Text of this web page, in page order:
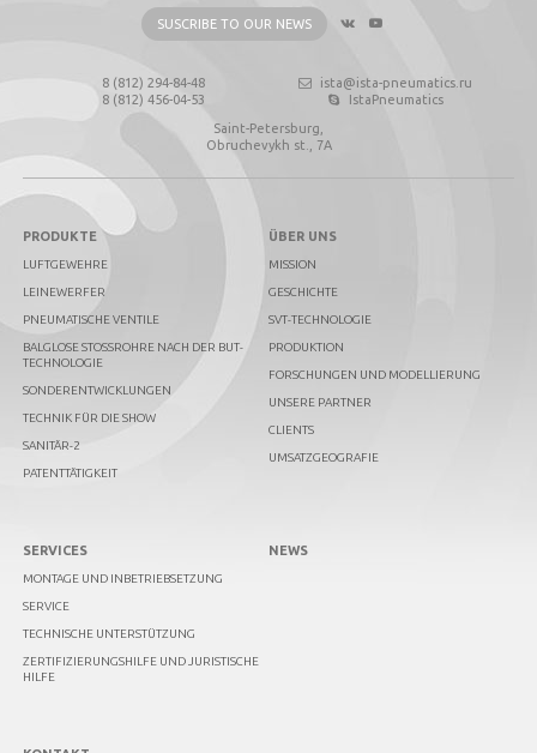
SUSCRIBE TO OUR NEWS
8 (812) 294-84-48
8 (812) 456-04-53
ista@ista-pneumatics.ru
IstaPneumatics
Saint-Petersburg,
Obruchevykh st., 7А
PRODUKTE
LUFTGEWEHRE
LEINEWERFER
PNEUMATISCHE VENTILE
BALGLOSE STOSSROHRE NACH DER BUT-T
ECHNOLOGIE
SONDERENTWICKLUNGEN
TECHNIK FÜR DIE SHOW
SANITÄR-2
PATENTTÄTIGKEIT
ÜBER UNS
MISSION
GESCHICHTE
SVT-TECHNOLOGIE
PRODUKTION
FORSCHUNGEN UND MODELLIERUNG
UNSERE PARTNER
CLIENTS
UMSATZGEOGRAFIE
SERVICES
MONTAGE UND INBETRIEBSETZUNG
SERVICE
TECHNISCHE UNTERSTÜTZUNG
ZERTIFIZIERUNGSHILFE UND JURISTISCHE
HILFE
NEWS